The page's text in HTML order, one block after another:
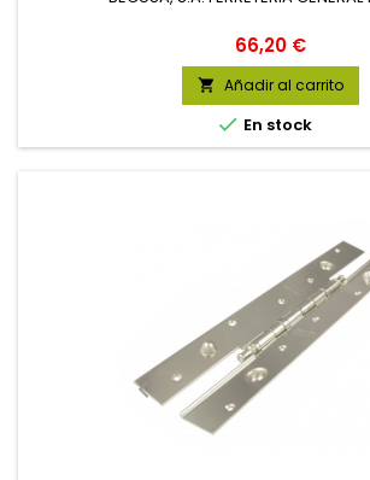
Precio
66,20 €
 Añadir al carrito
 En stock